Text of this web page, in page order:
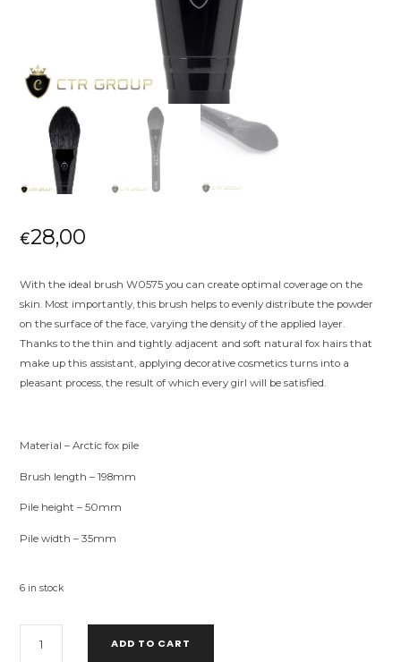
€28,00
With the ideal brush W0575 you can create optimal coverage on the
skin. Most importantly, this brush helps to evenly distribute the powder
on the surface of the face, varying the density of the applied layer.
Thanks to the thin and tightly adjacent and soft natural fox hairs that
make up this assistant, applying decorative cosmetics turns into a
pleasant process, the result of which every girl will be satisfied.
Material – Arctic fox pile
Brush length – 198mm
Pile height – 50mm
Pile width – 35mm
6 in stock
BRUSH
ADD TO CART